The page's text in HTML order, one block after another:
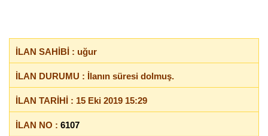
İLAN SAHİBİ : uğur
İLAN DURUMU : İlanın süresi dolmuş.
İLAN TARİHİ : 15 Eki 2019 15:29
İLAN NO : 6107